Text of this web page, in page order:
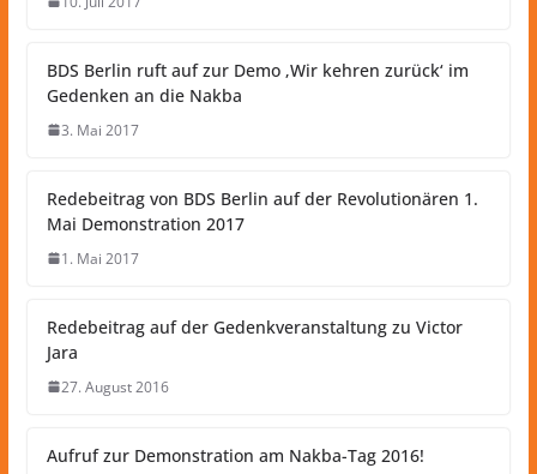
BDS Berlin ruft auf zur Demo ‚Wir kehren zurück‘ im
Gedenken an die Nakba
3. Mai 2017
Redebeitrag von BDS Berlin auf der Revolutionären 1.
Mai Demonstration 2017
1. Mai 2017
Redebeitrag auf der Gedenkveranstaltung zu Victor
Jara
27. August 2016
Aufruf zur Demonstration am Nakba-Tag 2016!